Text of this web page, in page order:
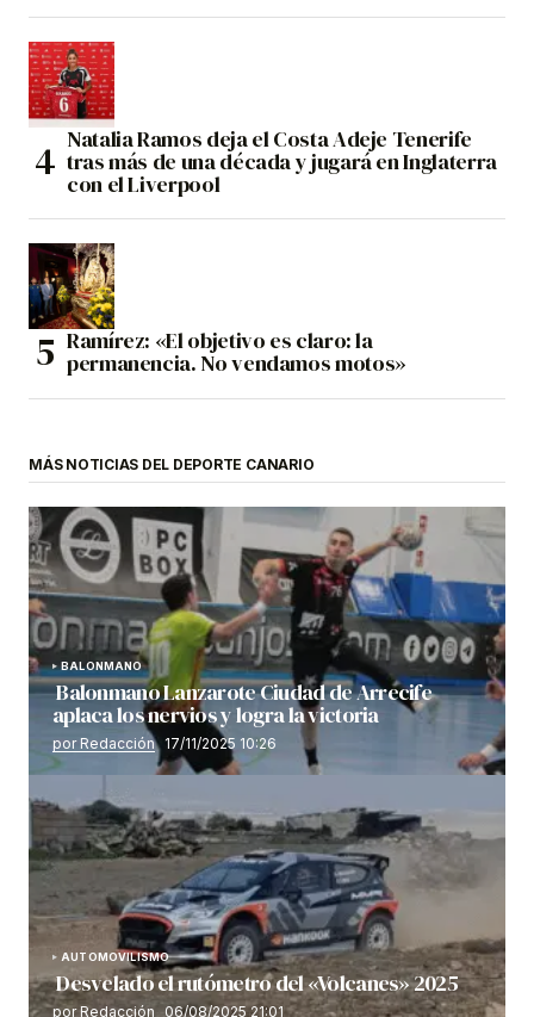
Natalia Ramos deja el Costa Adeje Tenerife
tras más de una década y jugará en Inglaterra
con el Liverpool
Ramírez: «El objetivo es claro: la
permanencia. No vendamos motos»
MÁS NOTICIAS DEL DEPORTE CANARIO
BALONMANO
Balonmano Lanzarote Ciudad de Arrecife
aplaca los nervios y logra la victoria
por Redacción 17/11/2025 10:26
AUTOMOVILISMO
Desvelado el rutómetro del «Volcanes» 2025
por Redacción 06/08/2025 21:01